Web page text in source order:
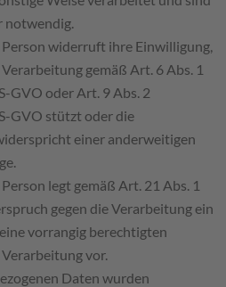
notwendig.
widerruft ihre Einwilligung,
gemäß Art. 6 Abs. 1
GVO oder Art. 9 Abs. 2
GVO stützt oder die
einer anderweitigen
legt gemäß Art. 21 Abs. 1
gegen die Verarbeitung ein
vorrangig berechtigten
vor.
Daten wurden